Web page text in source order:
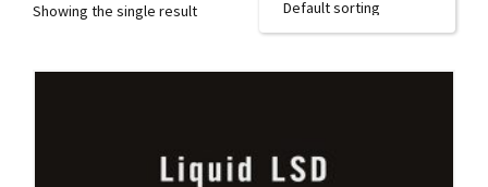
Showing the single result